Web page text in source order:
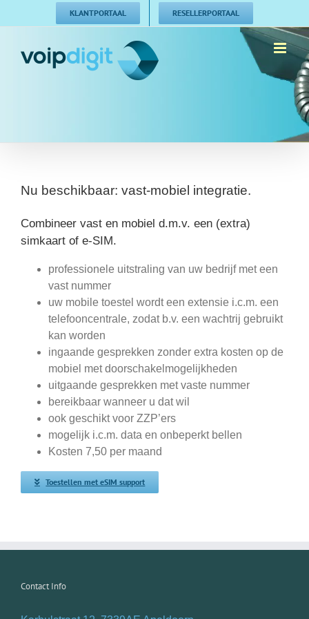
naar
KLANTPORTAAL RESELLERPORTAAL
Nu beschikbaar: vast-mobiel integratie.
Combineer vast en mobiel d.m.v. een (extra)
simkaart of e-SIM.
professionele uitstraling van uw bedrijf met een
vast nummer
uw mobile toestel wordt een extensie i.c.m. een
telefooncentrale, zodat b.v. een wachtrij gebruikt
kan worden
ingaande gesprekken zonder extra kosten op de
mobiel met doorschakelmogelijkheden
uitgaande gesprekken met vaste nummer
bereikbaar wanneer u dat wil
ook geschikt voor ZZP’ers
mogelijk i.c.m. data en onbeperkt bellen
Kosten 7,50 per maand
Toestellen met eSIM support
Contact Info